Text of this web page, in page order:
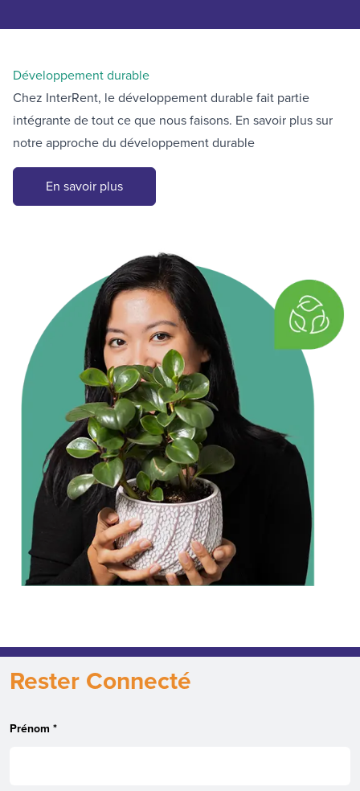
Développement durable
Chez InterRent, le développement durable fait partie
intégrante de tout ce que nous faisons. En savoir plus sur
notre approche du développement durable
En savoir plus
Rester Connecté
Prénom *